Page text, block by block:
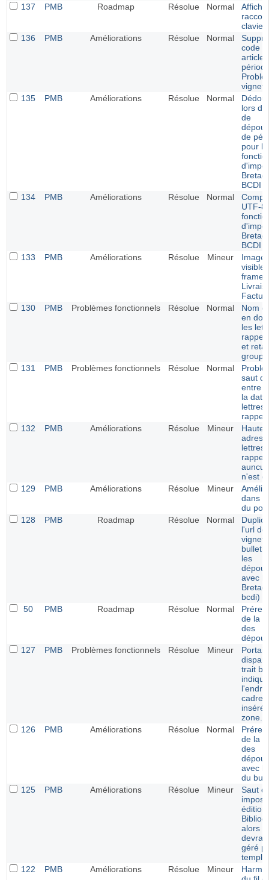
137
PMB Roadmap Résolue Normal
clavier
136
PMB Améliorations Résolue Normal
code
135
PMB Améliorations Résolue Normal
lors
de
de
pour
BCDI
134
PMB Améliorations Résolue Normal
UTF-8
BCDI
133
PMB Améliorations Résolue Mineur
Image
visible
frames
130
PMB Problèmes fonctionnels Résolue Normal
Nom
en
les
rappel
et
groupe
131
PMB Problèmes fonctionnels Résolue Normal
saut
entre
la
lettres
rappel
132
PMB Améliorations Résolue Mineur
lettres
rappel
n'est
129
PMB Améliorations Résolue Mineur
dans
du
128
PMB Roadmap Résolue Normal
l'url de
les
avec
bcdi)
50
PMB Roadmap Résolue Normal
de la
des
127
PMB Problèmes fonctionnels Résolue Mineur
Portail
trait
cadre
inséré
zone.
126
PMB Améliorations Résolue Normal
de la
des
avec
du
125
PMB Améliorations Résolue Mineur
Saut
édition
alors
géré
122
PMB Améliorations Résolue Mineur